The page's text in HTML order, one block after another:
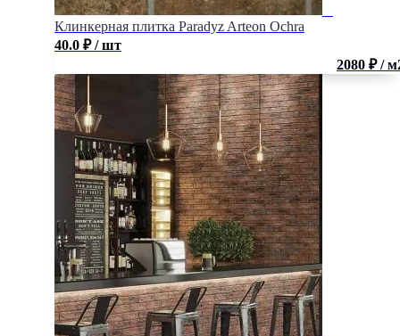
Клинкерная плитка Paradyz Arteon Ochra
40.0 ₽ / шт
2080 ₽ /